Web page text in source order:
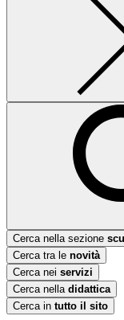
Cerca nella sezione
Cerca tra le novità
Cerca nei servizi
Cerca nella didattica
Cerca in tutto il sito